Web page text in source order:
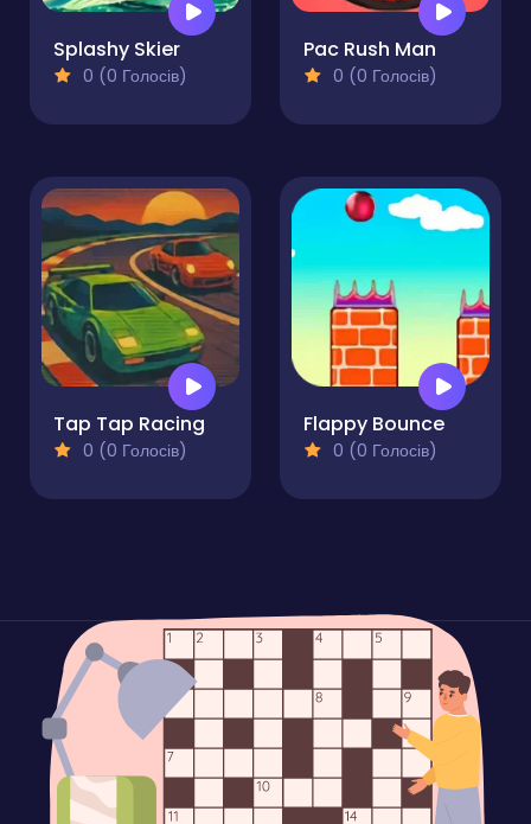
Splashy Skier
0 (0 Голосів)
Pac Rush Man
0 (0 Голосів)
Tap Tap Racing
0 (0 Голосів)
Flappy Bounce
0 (0 Голосів)